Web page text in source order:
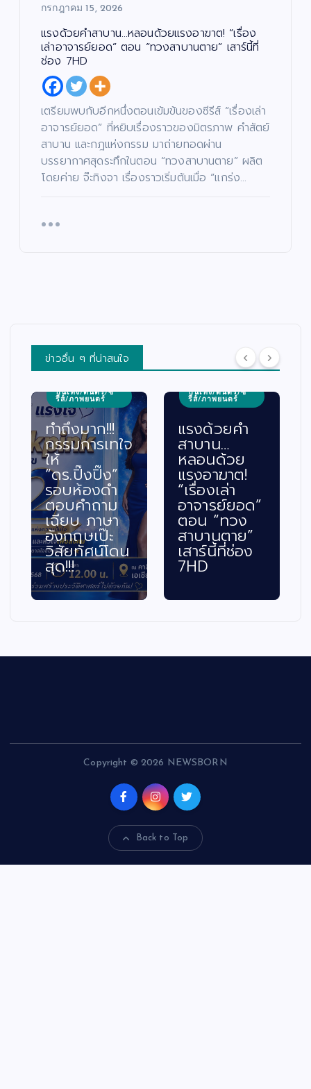
กรกฎาคม 15, 2026
แรงด้วยคำสาบาน…หลอนด้วยแรงอาฆาต! “เรื่อง
เล่าอาจารย์ยอด” ตอน “ทวงสาบานตาย” เสาร์นี้ที่
ช่อง 7HD
เตรียมพบกับอีกหนึ่งตอนเข้มข้นของซีรีส์ “เรื่องเล่า
อาจารย์ยอด” ที่หยิบเรื่องราวของมิตรภาพ คำสัตย์
สาบาน และกฎแห่งกรรม มาถ่ายทอดผ่าน
บรรยากาศสุดระทึกในตอน “ทวงสาบานตาย” ผลิต
โดยค่าย จ๊ะทิงจา เรื่องราวเริ่มต้นเมื่อ “แกร่ง…
ข่าวอื่น ๆ ที่น่าสนใจ
บันเทิง/ดนตรี/ซี
รีส์/ภาพยนตร์
ทำถึงมาก!!!
กรรมการเทใจ
ให้
“ดร.ปิ๊งปิ๊ง”
รอบห้องดำ
ตอบคำถาม
เฉียบ ภาษา
อังกฤษเป๊ะ
วิสัยทัศน์โดน
สุด!!!
บันเทิง/ดนตรี/ซี
รีส์/ภาพยนตร์
แรงด้วยคำ
สาบาน…
หลอนด้วย
แรงอาฆาต!
“เรื่องเล่า
อาจารย์ยอด”
ตอน “ทวง
สาบานตาย”
เสาร์นี้ที่ช่อง
7HD
Copyright © 2026 NEWSBORN
Back to Top